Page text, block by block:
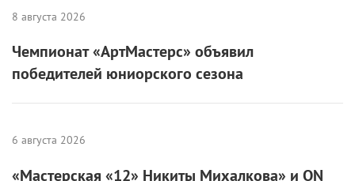
8 августа 2026
Чемпионат «АртМастерс» объявил
победителей юниорского сезона
6 августа 2026
«Мастерская «12» Никиты Михалкова» и ON